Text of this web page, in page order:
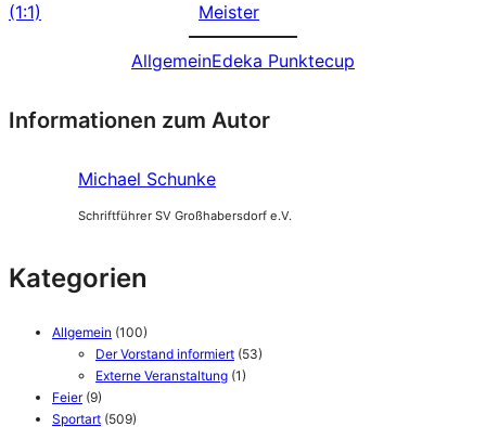
(1:1)
Meister
AllgemeinEdeka Punktecup
Informationen zum Autor
Michael Schunke
Schriftführer SV Großhabersdorf e.V.
Kategorien
Allgemein (100)
Der Vorstand informiert (53)
Externe Veranstaltung (1)
Feier(9)
Sportart (509)